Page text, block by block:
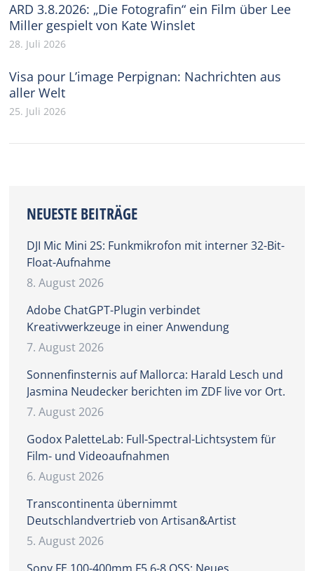
ARD 3.8.2026: „Die Fotografin“ ein Film über Lee
Miller gespielt von Kate Winslet
28. Juli 2026
Visa pour L’image Perpignan: Nachrichten aus
aller Welt
25. Juli 2026
NEUESTE BEITRÄGE
DJI Mic Mini 2S: Funkmikrofon mit interner 32-Bit-
Float-Aufnahme
8. August 2026
Adobe ChatGPT-Plugin verbindet
Kreativwerkzeuge in einer Anwendung
7. August 2026
Sonnenfinsternis auf Mallorca: Harald Lesch und
Jasmina Neudecker berichten im ZDF live vor Ort.
7. August 2026
Godox PaletteLab: Full-Spectral-Lichtsystem für
Film- und Videoaufnahmen
6. August 2026
Transcontinenta übernimmt
Deutschlandvertrieb von Artisan&Artist
5. August 2026